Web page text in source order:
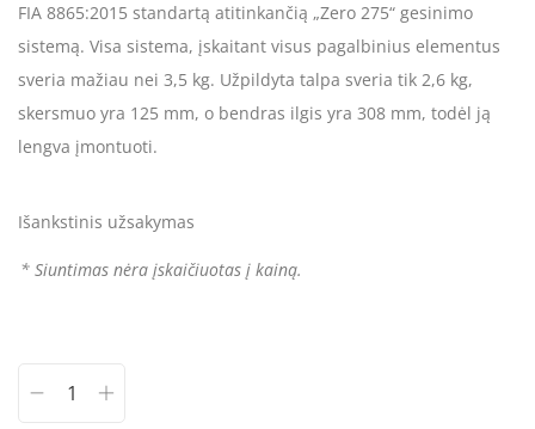
FIA 8865:2015 standartą atitinkančią „Zero 275“ gesinimo
sistemą. Visa sistema, įskaitant visus pagalbinius elementus
sveria mažiau nei 3,5 kg. Užpildyta talpa sveria tik 2,6 kg,
skersmuo yra 125 mm, o bendras ilgis yra 308 mm, todėl ją
lengva įmontuoti.
Išankstinis užsakymas
* Siuntimas nėra įskaičiuotas į kainą.